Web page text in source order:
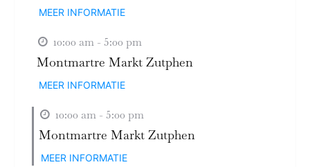
MEER INFORMATIE
10:00 am - 5:00 pm
Montmartre Markt Zutphen
MEER INFORMATIE
10:00 am - 5:00 pm
Montmartre Markt Zutphen
MEER INFORMATIE